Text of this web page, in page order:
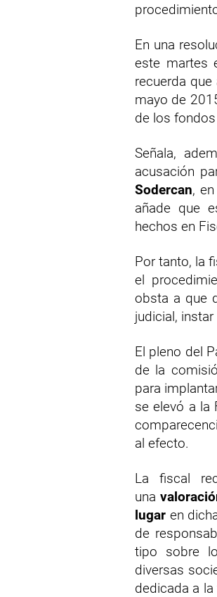
En una
este martes
recuerda
mayo de
de los
Señala,
acusación
Sodercan,
añade que
hechos en
Por tanto, la
el
obsta a que
judicial,
El pleno del
de la
para
se elevó a la
al efecto.
La fiscal
una
lugar en
de
tipo sobre
diversas
dedicada a